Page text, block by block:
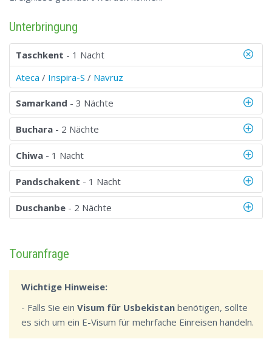
Unterbringung
Taschkent - 1 Nacht
Ateca / Inspira-S / Navruz
Samarkand - 3 Nächte
Buchara - 2 Nächte
Chiwa - 1 Nacht
Pandschakent - 1 Nacht
Duschanbe - 2 Nächte
Touranfrage
Wichtige Hinweise:
- Falls Sie ein Visum für Usbekistan benötigen, sollte
es sich um ein E-Visum für mehrfache Einreisen handeln.